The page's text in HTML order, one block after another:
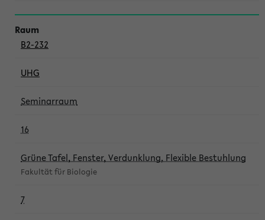
B2-232
UHG
Seminarraum
16
Grüne Tafel, Fenster, Verdunklung, Flexible Bestuhlung
Fakultät für Biologie
7